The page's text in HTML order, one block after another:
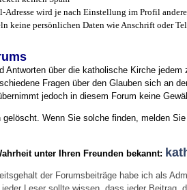
Adresse wird je nach Einstellung im Profil
keine persönlichen Daten wie Anschrift oder
Antworten über die katholische Kirche
Fragen über den Glauben sich an
jedoch in diesem Forum keine
gelöscht. Wenn Sie solche finden, melden
unter Ihren Freunden bekannt:
der Forumsbeiträge habe ich als